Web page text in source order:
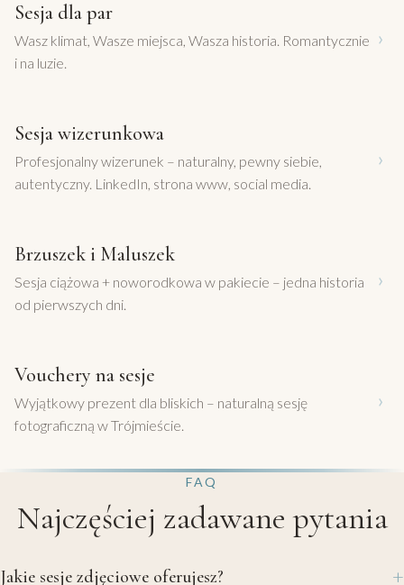
Sesja dla par
Wasz klimat, Wasze miejsca, Wasza historia. Romantycznie
i na luzie.
›
Sesja wizerunkowa
Profesjonalny wizerunek – naturalny, pewny siebie,
autentyczny. LinkedIn, strona www, social media.
›
Brzuszek i Maluszek
Sesja ciążowa + noworodkowa w pakiecie – jedna historia
od pierwszych dni.
›
Vouchery na sesje
Wyjątkowy prezent dla bliskich – naturalną sesję
fotograficzną w Trójmieście.
›
FAQ
Najczęściej zadawane pytania
Jakie sesje zdjęciowe oferujesz?